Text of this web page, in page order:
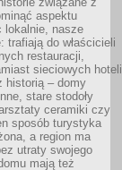
aspektu
lokalnie, nasze
trafiają do właścicieli
restauracji,
sieciowych hoteli
historią – domy
stare stodoły
ceramiki czy
sposób turystyka
a region ma
utraty swojego
mają też